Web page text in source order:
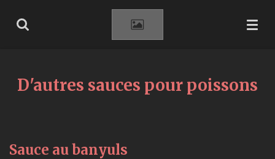
D'autres sauces pour poissons
Sauce au banyuls